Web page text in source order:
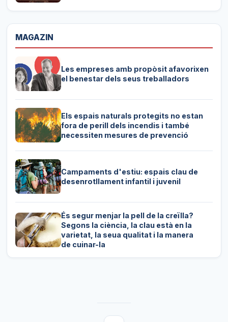
MAGAZIN
Les empreses amb propòsit afavorixen
el benestar dels seus treballadors
Els espais naturals protegits no estan
fora de perill dels incendis i també
necessiten mesures de prevenció
Campaments d'estiu: espais clau de
desenrotllament infantil i juvenil
És segur menjar la pell de la creïlla?
Segons la ciència, la clau està en la
varietat, la seua qualitat i la manera
de cuinar-la